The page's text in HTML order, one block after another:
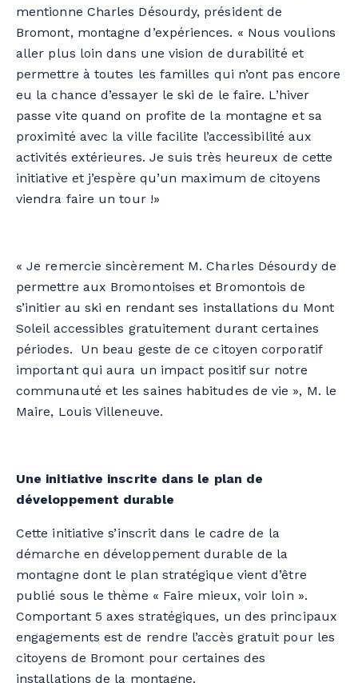
mentionne Charles Désourdy, président de
Bromont, montagne d’expériences. « Nous voulions
aller plus loin dans une vision de durabilité et
permettre à toutes les familles qui n’ont pas encore
eu la chance d’essayer le ski de le faire. L’hiver
passe vite quand on profite de la montagne et sa
proximité avec la ville facilite l’accessibilité aux
activités extérieures. Je suis très heureux de cette
initiative et j’espère qu’un maximum de citoyens
viendra faire un tour !»
« Je remercie sincèrement M. Charles Désourdy de
permettre aux Bromontoises et Bromontois de
s’initier au ski en rendant ses installations du Mont
Soleil accessibles gratuitement durant certaines
périodes. Un beau geste de ce citoyen corporatif
important qui aura un impact positif sur notre
communauté et les saines habitudes de vie », M. le
Maire, Louis Villeneuve.
Une initiative inscrite dans le plan de
développement durable
Cette initiative s’inscrit dans le cadre de la
démarche en développement durable de la
montagne dont le plan stratégique vient d’être
publié sous le thème « Faire mieux, voir loin ».
Comportant 5 axes stratégiques, un des principaux
engagements est de rendre l’accès gratuit pour les
citoyens de Bromont pour certaines des
installations de la montagne.